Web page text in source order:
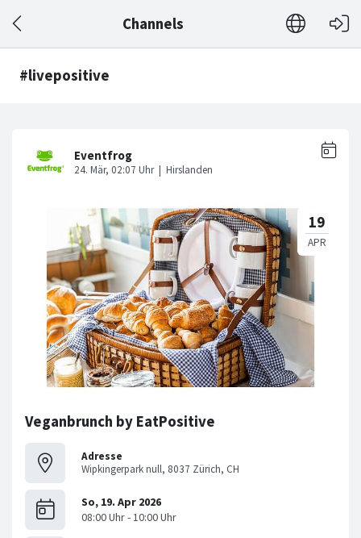
Channels
#livepositive
Veganbrunch by EatPositive
Adresse
Wipkingerpark null, 8037 Zürich, CH